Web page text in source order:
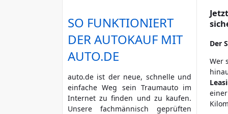
SO FUNKTIONIERT
DER AUTOKAUF MIT
AUTO.DE
auto.de ist der neue, schnelle und
einfache Weg sein Traumauto im
Internet zu finden und zu kaufen.
Unsere fachmännisch geprüften
Der
Wer